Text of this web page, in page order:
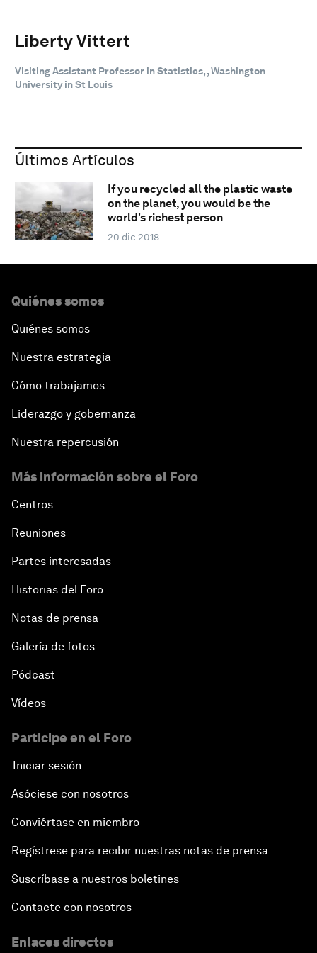
Liberty Vittert
Visiting Assistant Professor in Statistics, , Washington
University in St Louis
Últimos Artículos
If you recycled all the plastic waste
on the planet, you would be the
world's richest person
20 dic 2018
Quiénes somos
Quiénes somos
Nuestra estrategia
Cómo trabajamos
Liderazgo y gobernanza
Nuestra repercusión
Más información sobre el Foro
Centros
Reuniones
Partes interesadas
Historias del Foro
Notas de prensa
Galería de fotos
Pódcast
Vídeos
Participe en el Foro
Iniciar sesión
Asóciese con nosotros
Conviértase en miembro
Regístrese para recibir nuestras notas de prensa
Suscríbase a nuestros boletines
Contacte con nosotros
Enlaces directos